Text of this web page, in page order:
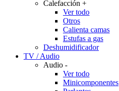
Calefacción +
Ver todo
Otros
Calienta camas
Estufas a gas
Deshumidificador
TV / Audio
Audio -
Ver todo
Minicomponentes